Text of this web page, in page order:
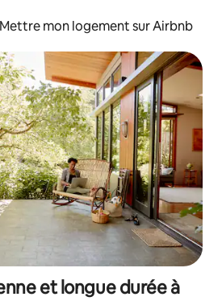
Mettre mon logement sur Airbnb
et longue durée à